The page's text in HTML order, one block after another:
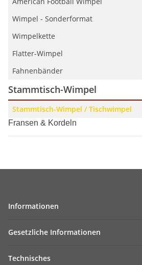
Wimpel - Sonderformat
Wimpelkette
Flatter-Wimpel
Fahnenbänder
Stammtisch-Wimpel
Stammtisch-Wimpel / Tischwimpel
Fransen & Kordeln
Informationen
Gesetzliche Informationen
Technisches